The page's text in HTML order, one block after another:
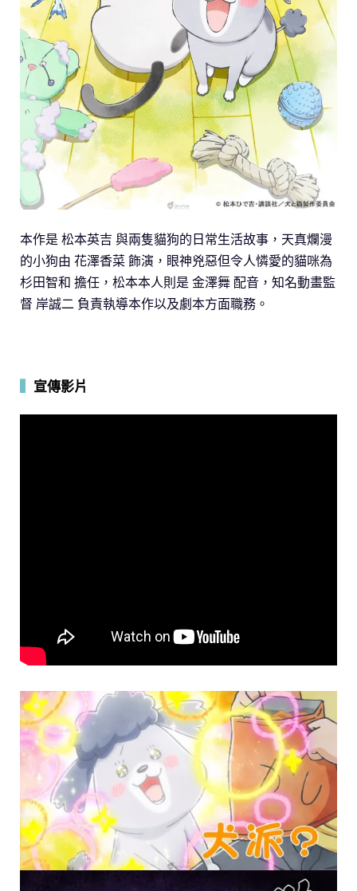
本作是 松本英吉 與兩隻貓狗的日常生活故事，天真爛漫
的小狗由 花澤香菜 飾演，眼神兇惡但令人憐愛的貓咪為
杉田智和 擔任，松本本人則是 金澤舞 配音，知名動畫監
督 岸誠二 負責執導本作以及劇本方面職務。
宣傳影片